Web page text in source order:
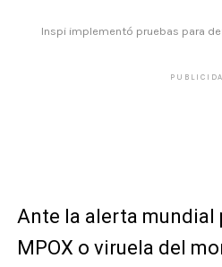
Inspi implementó pruebas para
Ante la alerta mundial
MPOX o viruela del